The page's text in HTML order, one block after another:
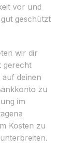
vor und
geschützt
wir dir
gerecht
deinen
zu
im
Kosten zu